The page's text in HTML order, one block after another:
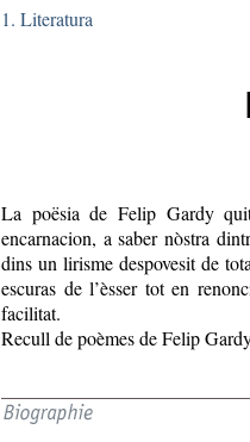
1. Literatura
La poësia de Felip Gardy
encarnacion, a saber nòstra
dins un lirisme despovesit de
escuras de l’èsser tot en
facilitat.
Recull de poèmes de Felip